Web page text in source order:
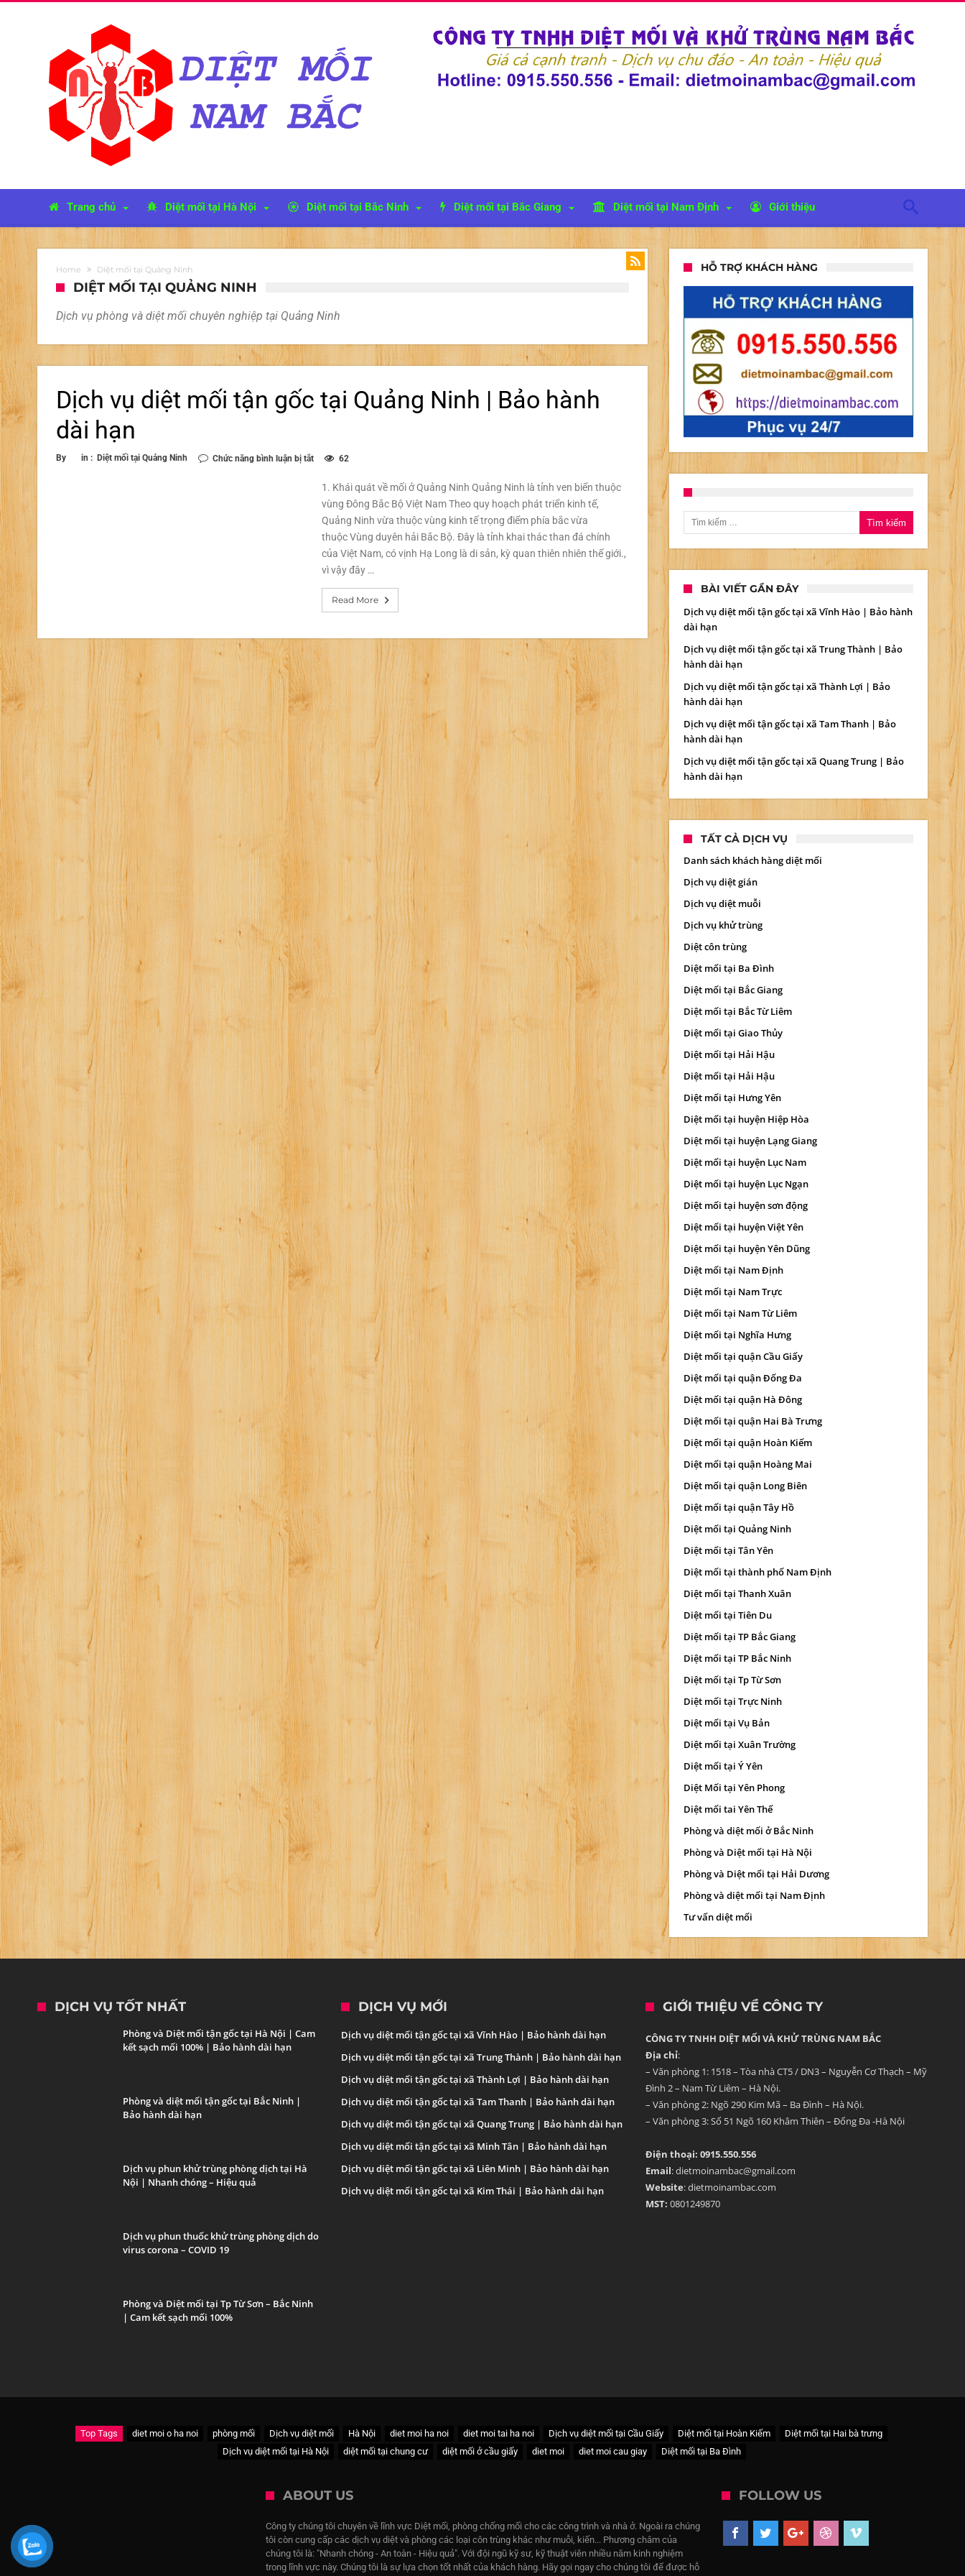
Trang chủ Diệt mối tại Hà Nội Diệt mối tại Bắc Ninh Diệt mối tại Bắc Giang Diệt mối tại Nam Định Giới thiệu
Home Diệt mối tại Quảng Ninh
DIỆT MỐI TẠI QUẢNG NINH
Dịch vụ phòng và diệt mối chuyên nghiệp tại Quảng Ninh
Dịch vụ diệt mối tận gốc tại Quảng Ninh | Bảo hành
dài hạn
By in : Diệt mối tại Quảng Ninh Chức năng bình luận bị tắtở
diệt
mối
tận
gốc
tại
Quảng
62
1. Khái quát về mối ở Quảng Ninh Quảng Ninh là tỉnh ven biển thuộc
vùng Đông Bắc Bộ Việt Nam Theo quy hoạch phát triển kinh tế,
Quảng Ninh vừa thuộc vùng kinh tế trọng điểm phía bắc vừa
thuộc Vùng duyên hải Bắc Bộ. Đây là tỉnh khai thác than đá chính
của Việt Nam, có vịnh Hạ Long là di sản, kỳ quan thiên nhiên thế giới.,
vì vậy đây …
Read More
HỖ TRỢ KHÁCH HÀNG
Tìm kiếm cho:
BÀI VIẾT GẦN ĐÂY
Dịch vụ diệt mối tận gốc tại xã Vĩnh Hào | Bảo hành
dài hạn
Dịch vụ diệt mối tận gốc tại xã Trung Thành | Bảo
hành dài hạn
Dịch vụ diệt mối tận gốc tại xã Thành Lợi | Bảo
hành dài hạn
Dịch vụ diệt mối tận gốc tại xã Tam Thanh | Bảo
hành dài hạn
Dịch vụ diệt mối tận gốc tại xã Quang Trung | Bảo
hành dài hạn
TẤT CẢ DỊCH VỤ
Danh sách khách hàng diệt mối
Dịch vụ diệt gián
Dịch vụ diệt muỗi
Dịch vụ khử trùng
Diệt côn trùng
Diệt mối tại Ba Đình
Diệt mối tại Bắc Giang
Diệt mối tại Bắc Từ Liêm
Diệt mối tại Giao Thủy
Diệt mối tại Hải Hậu
Diệt mối tại Hải Hậu
Diệt mối tại Hưng Yên
Diệt mối tại huyện Hiệp Hòa
Diệt mối tại huyện Lạng Giang
Diệt mối tại huyện Lục Nam
Diệt mối tại huyện Lục Ngạn
Diệt mối tại huyện sơn động
Diệt mối tại huyện Việt Yên
Diệt mối tại huyện Yên Dũng
Diệt mối tại Nam Định
Diệt mối tại Nam Trực
Diệt mối tại Nam Từ Liêm
Diệt mối tại Nghĩa Hưng
Diệt mối tại quận Cầu Giấy
Diệt mối tại quận Đống Đa
Diệt mối tại quận Hà Đông
Diệt mối tại quận Hai Bà Trưng
Diệt mối tại quận Hoàn Kiếm
Diệt mối tại quận Hoàng Mai
Diệt mối tại quận Long Biên
Diệt mối tại quận Tây Hồ
Diệt mối tại Quảng Ninh
Diệt mối tại Tân Yên
Diệt mối tại thành phố Nam Định
Diệt mối tại Thanh Xuân
Diệt mối tại Tiên Du
Diệt mối tại TP Bắc Giang
Diệt mối tại TP Bắc Ninh
Diệt mối tại Tp Từ Sơn
Diệt mối tại Trực Ninh
Diệt mối tại Vụ Bản
Diệt mối tại Xuân Trường
Diệt mối tại Ý Yên
Diệt Mối tại Yên Phong
Diệt mối tai Yên Thế
Phòng và diệt mối ở Bắc Ninh
Phòng và Diệt mối tại Hà Nội
Phòng và Diệt mối tại Hải Dương
Phòng và diệt mối tại Nam Định
Tư vấn diệt mối
DỊCH VỤ TỐT NHẤT
Phòng và Diệt mối tận gốc tại Hà Nội | Cam
kết sạch mối 100% | Bảo hành dài hạn
Phòng và diệt mối tận gốc tại Bắc Ninh |
Bảo hành dài hạn
Dịch vụ phun khử trùng phòng dịch tại Hà
Nội | Nhanh chóng – Hiệu quả
Dịch vụ phun thuốc khử trùng phòng dịch do
virus corona – COVID 19
Phòng và Diệt mối tại Tp Từ Sơn – Bắc Ninh
| Cam kết sạch mối 100%
DỊCH VỤ MỚI
Dịch vụ diệt mối tận gốc tại xã Vĩnh Hào | Bảo hành dài hạn
Dịch vụ diệt mối tận gốc tại xã Trung Thành | Bảo hành dài hạn
Dịch vụ diệt mối tận gốc tại xã Thành Lợi | Bảo hành dài hạn
Dịch vụ diệt mối tận gốc tại xã Tam Thanh | Bảo hành dài hạn
Dịch vụ diệt mối tận gốc tại xã Quang Trung | Bảo hành dài hạn
Dịch vụ diệt mối tận gốc tại xã Minh Tân | Bảo hành dài hạn
Dịch vụ diệt mối tận gốc tại xã Liên Minh | Bảo hành dài hạn
Dịch vụ diệt mối tận gốc tại xã Kim Thái | Bảo hành dài hạn
GIỚI THIỆU VỀ CÔNG TY
CÔNG TY TNHH DIỆT MỐI VÀ KHỬ TRÙNG NAM BẮC
Địa chỉ:
– Văn phòng 1: 1518 – Tòa nhà CT5 / DN3 – Nguyễn Cơ Thạch – Mỹ
Đình 2 – Nam Từ Liêm – Hà Nội.
– Văn phòng 2: Ngõ 290 Kim Mã – Ba Đình – Hà Nội.
– Văn phòng 3: Số 51 Ngõ 160 Khâm Thiên – Đống Đa -Hà Nội
Điện thoại: 0915.550.556
Email: dietmoinambac@gmail.com
Website: dietmoinambac.com
MST: 0801249870
Top Tags diet moi o ha noi phòng mối Dịch vụ diệt mối Hà Nội diet moi ha noi diet moi tai ha noi Dịch vụ diệt mối tại Cầu Giấy Diệt mối tại Hoàn Kiếm
Diệt mối tại Hai bà trưng
Dịch vụ diệt mối tại Hà Nội
diệt mối tại chung cư diệt mối ở cầu giấy diet moi diet moi cau giay Diệt mối tại Ba Đình
ABOUT US
Công ty chúng tôi chuyên về lĩnh vực Diệt mối, phòng chống mối cho các công trình và nhà ở. Ngoài ra chúng
tôi còn cung cấp các dịch vụ diệt và phòng các loại côn trùng khác như muỗi, kiến... Phương châm của
chúng tôi là: "Nhanh chóng - An toàn - Hiệu quả". Với đội ngũ kỹ sư, kỹ thuật viên nhiều năm kinh nghiệm
trong lĩnh vực này. Chúng tôi là sự lựa chọn tốt nhất của khách hàng. Hãy gọi ngay cho chúng tôi để được hỗ
FOLLOW US